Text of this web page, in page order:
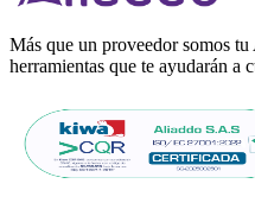
Más que un proveedor somos
herramientas que te ayudarán a